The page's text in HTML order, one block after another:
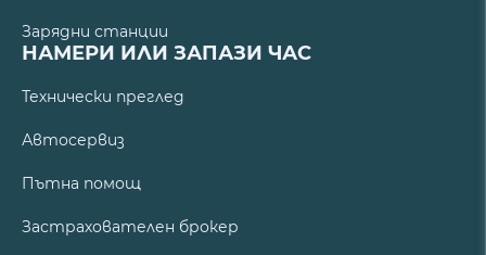
Зарядни станции
НАМЕРИ ИЛИ ЗАПАЗИ ЧАС
Технически преглед
Автосервиз
Пътна помощ
Застрахователен брокер